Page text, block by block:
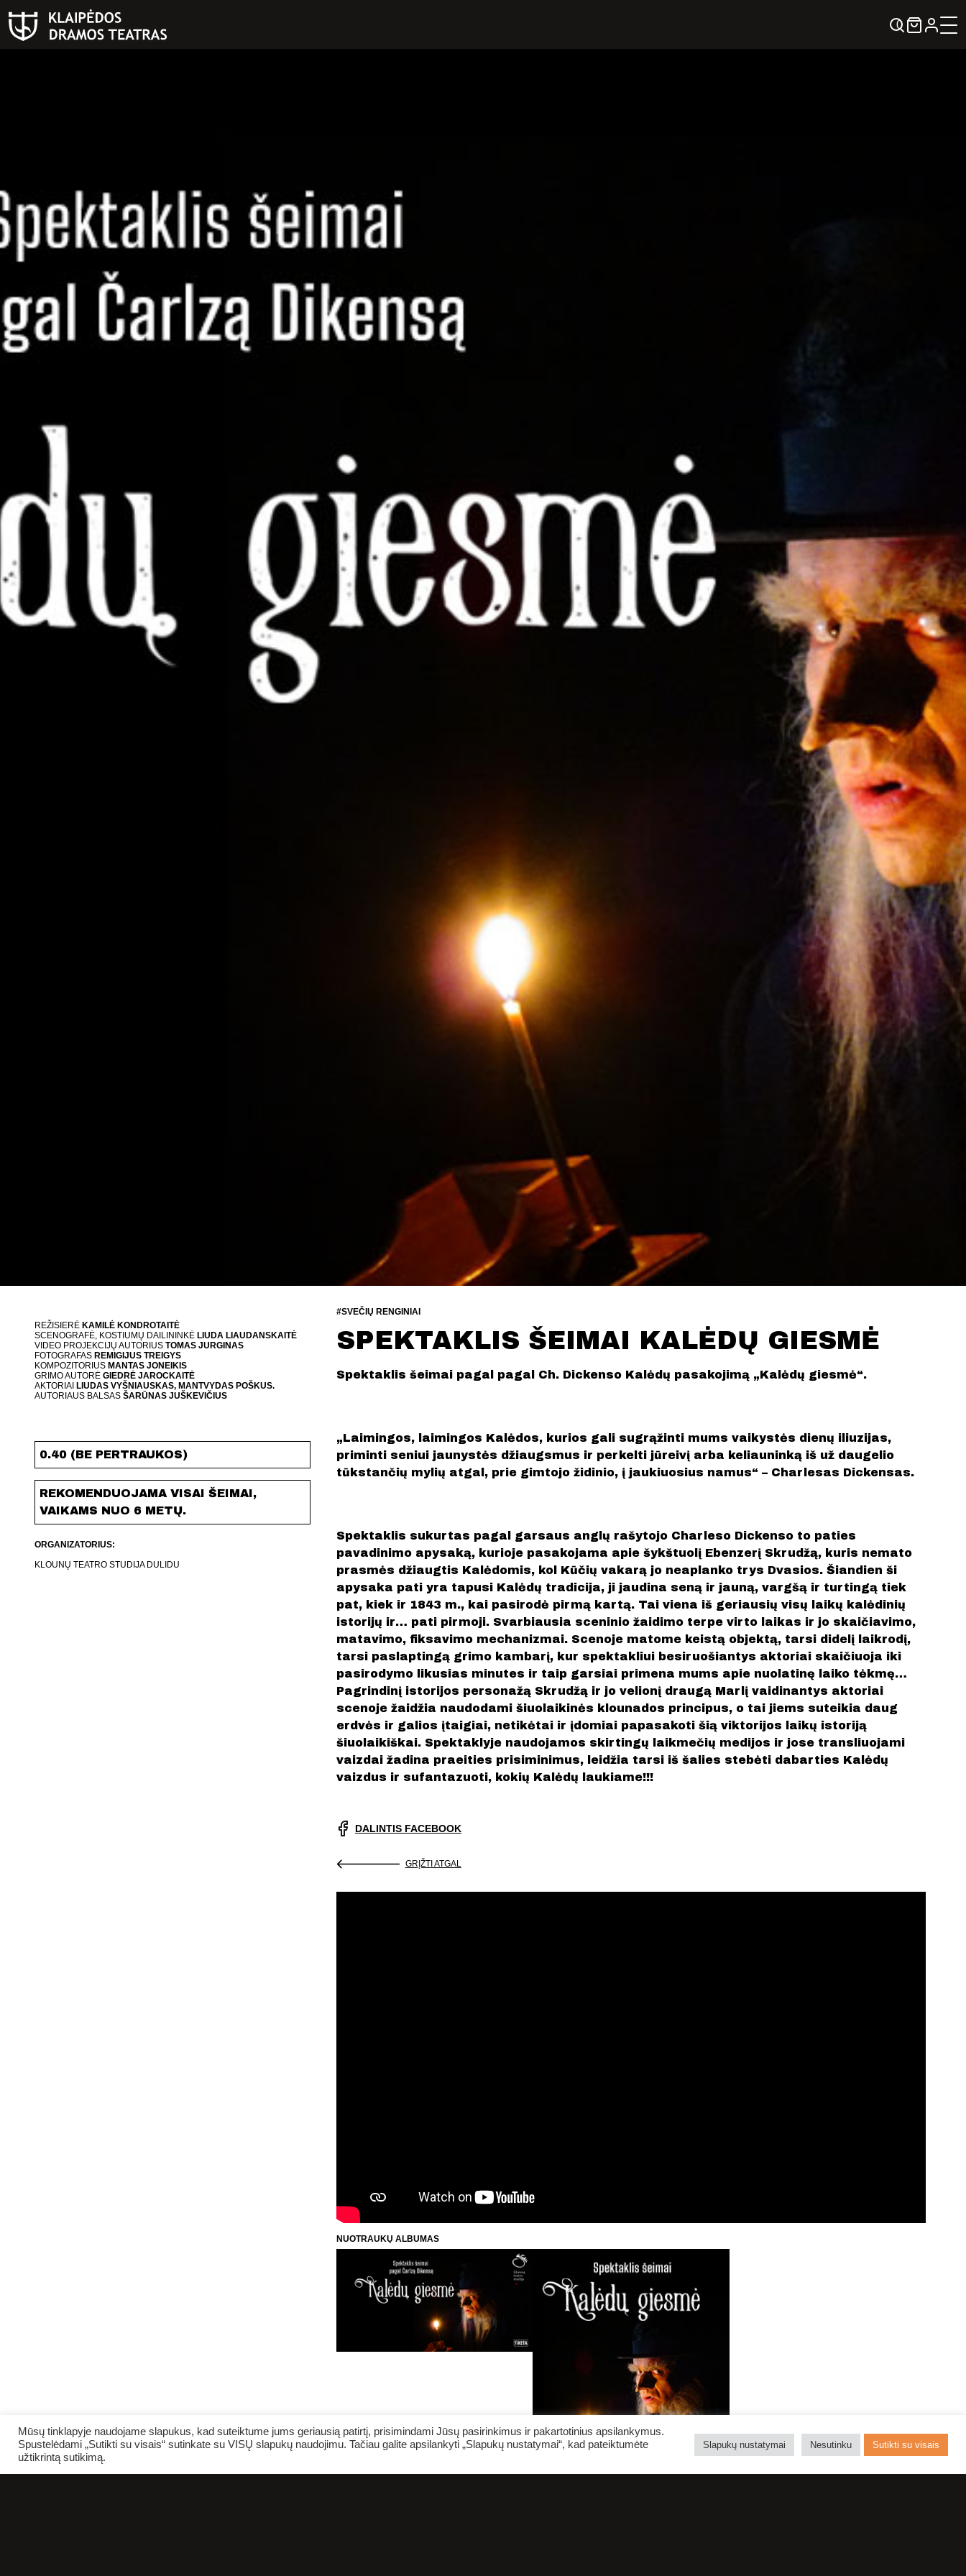
0
ISTORIJA
KŪRĖJAI
REPERTUARAS
FESTIVALIS „THEATRIUM”
EDUKACIJA IR PARODOS
KULTŪROS PASAS
VIRTUALUS TURAS
DOVANŲ KUPONAS
BILIETAI IR NUOLAIDOS
INFORMACIJA ASMENIMS SU
ATRIBUTIKA
NAUJIENOS
VAIKŲ TEATRO STUDIJA
REŽISIERĖ KAMILĖ KONDROTAITĖ
SCENOGRAFĖ, KOSTIUMŲ DAILININKĖ LIUDA LIAUDANSKAITĖ
VIDEO PROJEKCIJŲ AUTORIUS TOMAS JURGINAS
FOTOGRAFAS REMIGIJUS TREIGYS
KOMPOZITORIUS MANTAS JONEIKIS
GRIMO AUTORĖ GIEDRĖ JAROCKAITĖ
AKTORIAI LIUDAS VYŠNIAUSKAS, MANTVYDAS POŠKUS.
AUTORIAUS BALSAS ŠARŪNAS JUŠKEVIČIUS
0.40 (BE PERTRAUKOS)
REKOMENDUOJAMA VISAI ŠEIMAI,
VAIKAMS NUO 6 METŲ.
ORGANIZATORIUS:
KLOUNŲ TEATRO STUDIJA DULIDU
#SVEČIŲ RENGINIAI
SPEKTAKLIS ŠEIMAI KALĖDŲ GIESMĖ
Spektaklis šeimai pagal pagal Ch. Dickenso Kalėdų pasakojimą „Kalėdų giesmė“.
„Laimingos, laimingos Kalėdos, kurios gali sugrąžinti mums vaikystės dienų iliuzijas,
priminti seniui jaunystės džiaugsmus ir perkelti jūreivį arba keliauninką iš už daugelio
tūkstančių mylių atgal, prie gimtojo židinio, į jaukiuosius namus“ – Charlesas Dickensas.
Spektaklis sukurtas pagal garsaus anglų rašytojo Charleso Dickenso to paties
pavadinimo apysaką, kurioje pasakojama apie šykštuolį Ebenzerį Skrudžą, kuris nemato
prasmės džiaugtis Kalėdomis, kol Kūčių vakarą jo neaplanko trys Dvasios. Šiandien ši
apysaka pati yra tapusi Kalėdų tradicija, ji jaudina seną ir jauną, vargšą ir turtingą tiek
pat, kiek ir 1843 m., kai pasirodė pirmą kartą. Tai viena iš geriausių visų laikų kalėdinių
istorijų ir… pati pirmoji. Svarbiausia sceninio žaidimo terpe virto laikas ir jo skaičiavimo,
matavimo, fiksavimo mechanizmai. Scenoje matome keistą objektą, tarsi didelį laikrodį,
tarsi paslaptingą grimo kambarį, kur spektakliui besiruošiantys aktoriai skaičiuoja iki
pasirodymo likusias minutes ir taip garsiai primena mums apie nuolatinę laiko tėkmę…
Pagrindinį istorijos personažą Skrudžą ir jo velionį draugą Marlį vaidinantys aktoriai
scenoje žaidžia naudodami šiuolaikinės klounados principus, o tai jiems suteikia daug
erdvės ir galios įtaigiai, netikėtai ir įdomiai papasakoti šią viktorijos laikų istoriją
šiuolaikiškai. Spektaklyje naudojamos skirtingų laikmečių medijos ir jose transliuojami
vaizdai žadina praeities prisiminimus, leidžia tarsi iš šalies stebėti dabarties Kalėdų
vaizdus ir sufantazuoti, kokių Kalėdų laukiame!!!
DALINTIS FACEBOOK
GRĮŽTI ATGAL
NUOTRAUKŲ ALBUMAS
Mūsų tinklapyje naudojame slapukus, kad suteiktume jums geriausią patirtį, prisimindami Jūsų pasirinkimus ir pakartotinius apsilankymus.
Spustelėdami „Sutikti su visais“ sutinkate su VISŲ slapukų naudojimu. Tačiau galite apsilankyti „Slapukų nustatymai“, kad pateiktumėte
užtikrintą sutikimą.
Slapukų nustatymai Nesutinku Sutikti su visais